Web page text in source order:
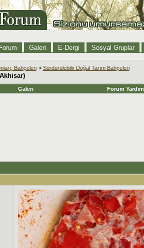
Forum Galeri E-Dergi Sosyal Gruplar
Bahçeleri > Sürdürülebilir Doğal Tarım Bahçeleri
Galeri Forum Yardım